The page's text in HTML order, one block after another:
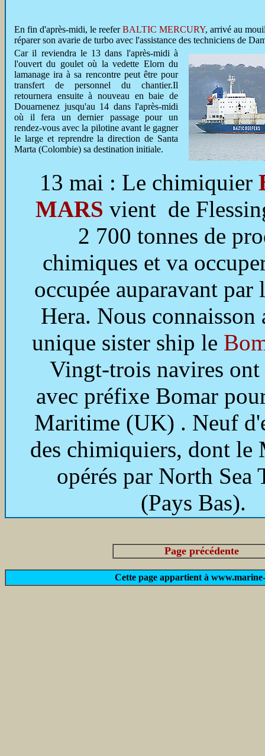
En fin d'après-midi, le reeferBALTIC MERCURY, arrivé au
réparer son avarie de turbo avec l'assistance des techniciens de
Car il reviendra le 13 dans l'après-midi à
l'ouvert du goulet où la vedette Elorn du
lamanage ira à sa rencontre peut être pour
transfert de personnel du chantier.Il
retournera ensuite à nouveau en baie de
Douarnenez jusqu'au 14 dans l'après-midi
où il fera un dernier passage pour un
rendez-vous avec la pilotine avant le gagner
le large et reprendre la direction de Santa
Marta (Colombie) sa destination initiale.
13 mai : Le chimiquier
MARS vient de
2 700 tonnes de
chimiques et va
occupée auparavant par
Hera. Nous connaisson
unique sister ship le
Vingt-trois navires ont
avec préfixe Bomar
Maritime (UK) . Neuf
des chimiquiers, dont le
opérés par North Sea
(Pays Bas).
Page précédente
Cette page appartient à